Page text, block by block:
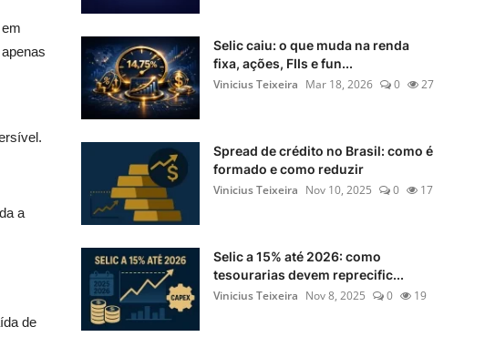
a
de
Selic caiu: o que muda na renda
fixa, ações, FIIs e fun...
Vinicius Teixeira Mar 18, 2026 0 27
Spread de crédito no Brasil: como é
formado e como reduzir
Vinicius Teixeira Nov 10, 2025 0 17
Selic a 15% até 2026: como
tesourarias devem reprecific...
Vinicius Teixeira Nov 8, 2025 0 19